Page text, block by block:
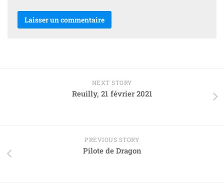
NEXT STORY
Reuilly, 21 février 2021
PREVIOUS STORY
Pilote de Dragon